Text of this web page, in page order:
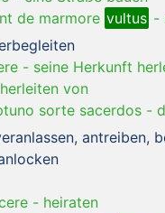
de marmore vultus -
- seine Herkunft
herleiten von
sorte sacerdos -
antreiben,
- heiraten